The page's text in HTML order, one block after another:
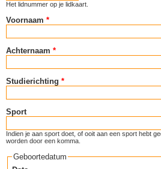
Het lidnummer op je lidkaart.
Voornaam *
Achternaam *
Studierichting *
Sport
Indien je aan sport doet, of ooit aan een sport hebt
worden door een komma.
Geboortedatum